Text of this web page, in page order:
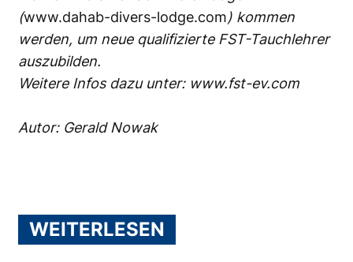
(www.dahab-divers-lodge.com) kommen
werden, um neue qualifizierte FST-Tauchlehrer
auszubilden.
Weitere Infos dazu unter: www.fst-ev.com
Autor: Gerald Nowak
WEITERLESEN